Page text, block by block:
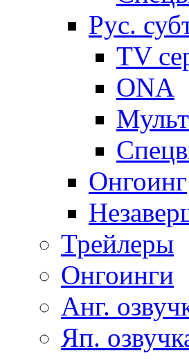
Рус.
TV
ONA
Онгоинг
Трейлеры
Онгоинги
Анг.
Яп.